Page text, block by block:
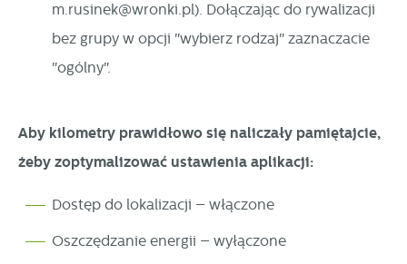
m.rusinek@wronki.pl). Dołączając do rywalizacji
bez grupy w opcji "wybierz rodzaj" zaznaczacie
"ogólny".
Aby kilometry prawidłowo się naliczały pamiętajcie,
żeby zoptymalizować ustawienia aplikacji:
Dostęp do lokalizacji – włączone
Oszczędzanie energii – wyłączone